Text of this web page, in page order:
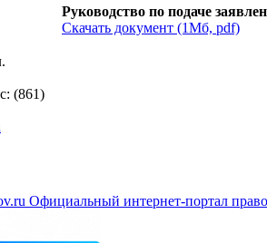
(861)
Руководство по подаче
Скачать документ (1Мб, pdf)
Официальный интернет-портал